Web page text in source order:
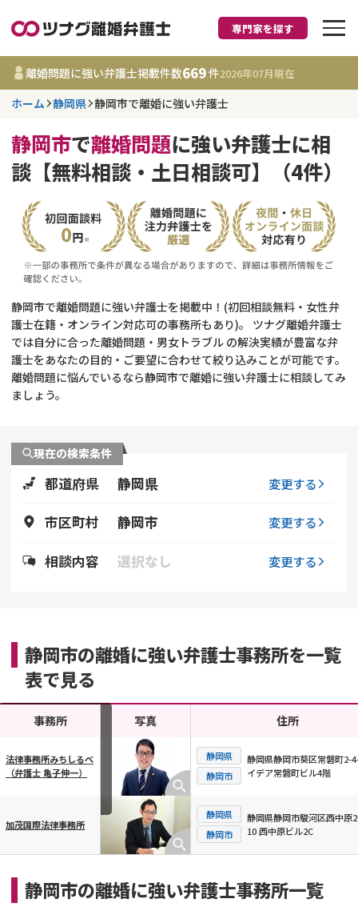
離婚に強い弁護士
事務所 669
件
更新日 :2026年07月31日
相談内容で探す
離婚前相談
離婚裁判
DV
不貞・不倫慰謝料請求
費用相場
コラム
財産分与
養育費
専門家を探す
離婚問題に強い弁護士掲載件数669件2026年07月現在
ホーム 静岡県 静岡市で離婚に強い弁護士
静岡市で離婚問題に強い弁護士に相
談【無料相談・土日相談可】（4件）
静岡市で離婚問題に強い弁護士を掲載中！(初回相談無料・女性弁
護士在籍・オンライン対応可の事務所もあり)。 ツナグ離婚弁護士
では自分に合った離婚問題・男女トラブル の解決実績が豊富な弁
護士をあなたの目的・ご要望に合わせて絞り込みことが可能です。
離婚問題に悩んでいるなら静岡市で離婚に強い弁護士に相談してみ
ましょう。
現在の検索条件
都道府県 静岡県 変更する
市区町村 静岡市 変更する
相談内容 選択なし 変更する
静岡市の離婚に強い弁護士事務所を一覧
表で見る
横スクロール可能
事務所 写真 住所
法律事務所みちしるべ
（弁護士 亀子伸一）
静岡県
静岡市
静岡県静岡市葵区常磐町2-
イデア常磐町ビル4階
加茂国際法律事務所
静岡県
静岡市
静岡県静岡市駿河区西中原
10 西中原ビル2C
静岡市の離婚に強い弁護士事務所一覧